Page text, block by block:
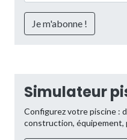
Simulateur
Configurez votre piscine :
construction, équipement,